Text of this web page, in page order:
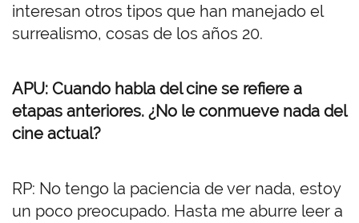
interesan otros tipos que han manejado el
surrealismo, cosas de los años 20.
APU: Cuando habla del cine se refiere a
etapas anteriores. ¿No le conmueve nada del
cine actual?
RP: No tengo la paciencia de ver nada, estoy
un poco preocupado. Hasta me aburre leer a